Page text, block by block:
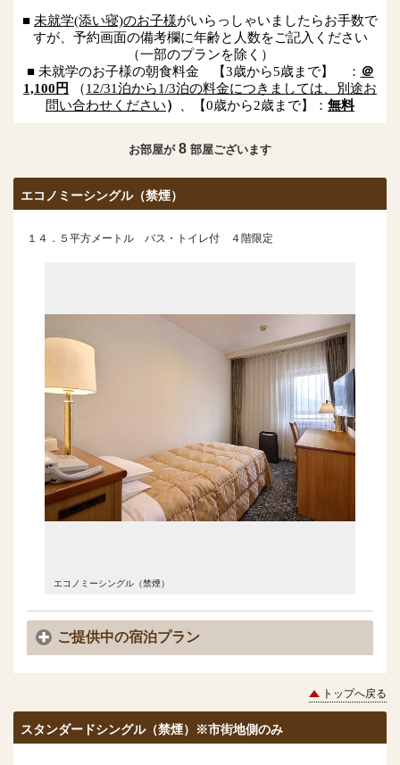
■ 未就学(添い寝)のお子様がいらっしゃいましたらお手数で
すが、予約画面の備考欄に年齢と人数をご記入ください
（一部のプランを除く）
■ 未就学のお子様の朝食料金 【3歳から5歳まで】 ： ＠
1,100円
（12/31泊から1/3泊の料金につきましては、別途お
問い合わせください） 、【0歳から2歳まで】： 無料
お部屋が 8 部屋ございます
エコノミーシングル（禁煙）
１４．５平方メートル バス・トイレ付 ４階限定
エコノミーシングル（禁煙）
ご提供中の宿泊プラン
トップへ戻る
スタンダードシングル（禁煙）※市街地側のみ